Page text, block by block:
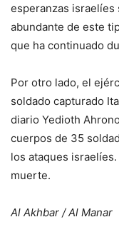
esperanzas israelíes
abundante de este
que ha continuado
Por otro lado, el
soldado capturado
diario Yedioth
cuerpos de 35
los ataques
muerte.
Al Akhbar / Al Manar